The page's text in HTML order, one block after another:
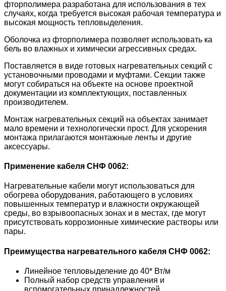
фторполимера разработана для использования в тех
случаях, когда требуется высокая рабочая температура и
высокая мощность тепловыделения.
Оболочка из фторполимера позволяет использовать ка
бель во влажных и химически агрессивных средах.
Поставляется в виде готовых нагревательных секций с
установочными проводами и муфтами. Секции также
могут собираться на объекте на основе проектной
документации из комплектующих, поставленных
производителем.
Монтаж нагревательных секций на объектах занимает
мало времени и технологически прост. Для ускорения
монтажа прилагаются монтажные ленты и другие
аксессуары.
Применение кабеля СНФ 0062:
Нагревательные кабели могут использоваться для
обогрева оборудования, работающего в условиях
повышенных температур и влажности окружающей
среды, во взрывоопасных зонах и в местах, где могут
присутствовать коррозионные химические растворы или
пары.
Преимущества нагревательного кабеля СНФ 0062:
Линейное тепловыделение до 40* Вт/м
Полный набор средств управления и
вспомогательных принадлежностей